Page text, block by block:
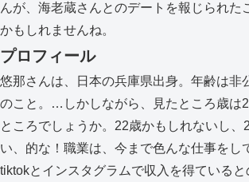
んが、海老蔵さんとのデートを報じられた
かもしれませんね。
プロフィール
悠那さんは、日本の兵庫県出身。年齢は非
のこと。…しかしながら、見たところ歳は
ところでしょうか。22歳かもしれないし、
い、的な！職業は、今まで色んな仕事をし
tiktokとインスタグラムで収入を得ている